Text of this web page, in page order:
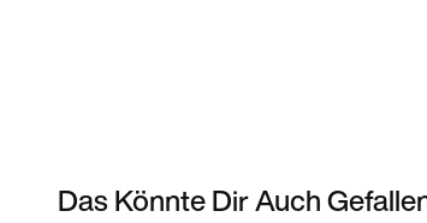
Das Könnte Dir Auch